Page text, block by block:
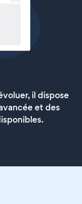
il dispose
et des